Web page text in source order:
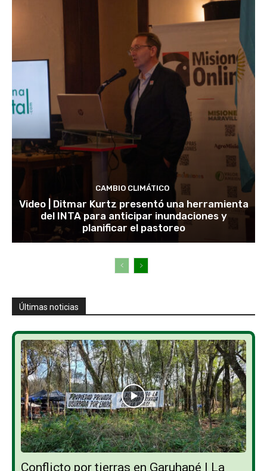
CAMBIO CLIMÁTICO
Video | Ditmar Kurtz presentó una herramienta
del INTA para anticipar inundaciones y
planificar el pastoreo
Últimas noticias
Conflicto por tierras en Garuhapé | La